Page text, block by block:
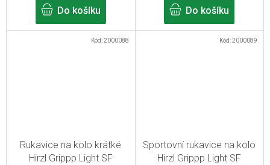
Do košíku Do košíku
Rukavice na kolo krátké
Hirzl Grippp Light SF
Kód:2000088
Sportovní rukavice na kolo
Hirzl Grippp Light SF
Kód:2000089